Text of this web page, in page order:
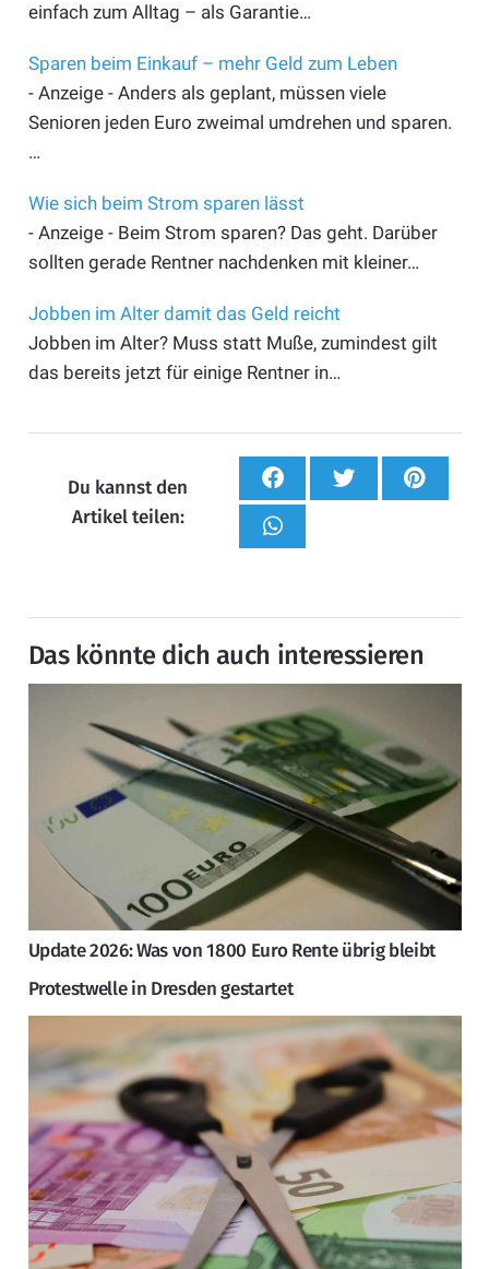
einfach zum Alltag – als Garantie…
Sparen beim Einkauf – mehr Geld zum Leben
- Anzeige - Anders als geplant, müssen viele
Senioren jeden Euro zweimal umdrehen und sparen.
…
Wie sich beim Strom sparen lässt
- Anzeige - Beim Strom sparen? Das geht. Darüber
sollten gerade Rentner nachdenken mit kleiner…
Jobben im Alter damit das Geld reicht
Jobben im Alter? Muss statt Muße, zumindest gilt
das bereits jetzt für einige Rentner in…
Du kannst den
Artikel teilen:
Das könnte dich auch interessieren
Update 2026: Was von 1800 Euro Rente übrig bleibt
Protestwelle in Dresden gestartet